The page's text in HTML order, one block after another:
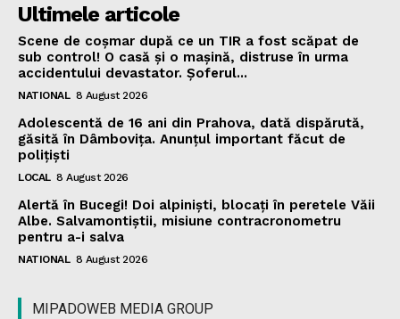
Ultimele articole
Scene de coșmar după ce un TIR a fost scăpat de
sub control! O casă și o mașină, distruse în urma
accidentului devastator. Șoferul...
NATIONAL 8 August 2026
Adolescentă de 16 ani din Prahova, dată dispărută,
găsită în Dâmbovița. Anunțul important făcut de
polițiști
LOCAL 8 August 2026
Alertă în Bucegi! Doi alpiniști, blocați în peretele Văii
Albe. Salvamontiștii, misiune contracronometru
pentru a-i salva
NATIONAL 8 August 2026
MIPADOWEB MEDIA GROUP